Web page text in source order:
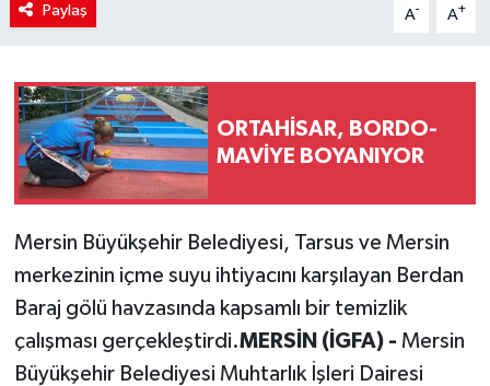
Paylaş A- A+
ORTAHİSAR, BORDO-
MAVİYE BOYANIYOR
Mersin Büyükşehir Belediyesi, Tarsus ve Mersin
merkezinin içme suyu ihtiyacını karşılayan Berdan
Baraj gölü havzasında kapsamlı bir temizlik
çalışması gerçekleştirdi.MERSİN (İGFA) - Mersin
Büyükşehir Belediyesi Muhtarlık İşleri Dairesi